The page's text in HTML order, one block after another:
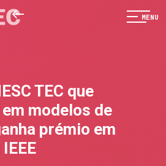
MENU
TEC que
modelos de
prémio em